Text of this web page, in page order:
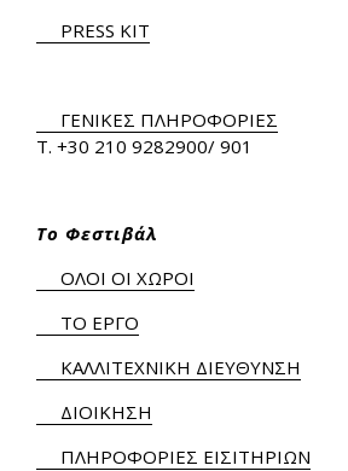
PRESS KIT
ΓΕΝΙΚΕΣ ΠΛΗΡΟΦΟΡΙΕΣ
Τ. +30 210 9282900/ 901
Το Φεστιβάλ
ΟΛΟΙ ΟΙ ΧΩΡΟΙ
ΤΟ ΕΡΓΟ
ΚΑΛΛΙΤΕΧΝΙΚΗ ΔΙΕΥΘΥΝΣΗ
ΔΙΟΙΚΗΣΗ
ΠΛΗΡΟΦΟΡΙΕΣ ΕΙΣΙΤΗΡΙΩΝ